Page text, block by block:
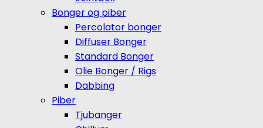
Bonger og piber
Percolator bonger
Diffuser Bonger
Standard Bonger
Olie Bonger / Rigs
Dabbing
Piber
Tjubanger